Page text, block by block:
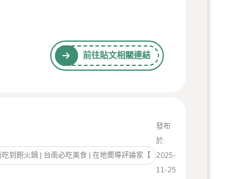
前往貼文相關連結
到飽火鍋 | 台南必吃美食 | 在地嚮導評論家【
發布
於:
2025-
11-25